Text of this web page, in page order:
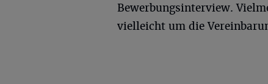
Bewerbungsinterview.
vielleicht um die